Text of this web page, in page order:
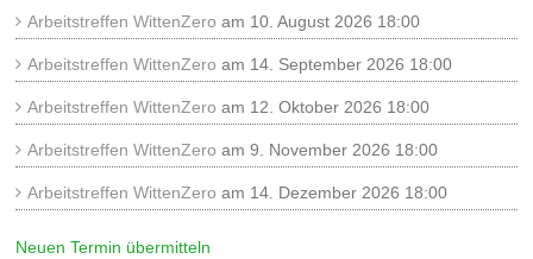
Arbeitstreffen WittenZero am 10. August 2026 18:00
Arbeitstreffen WittenZero am 14. September 2026 18:00
Arbeitstreffen WittenZero am 12. Oktober 2026 18:00
Arbeitstreffen WittenZero am 9. November 2026 18:00
Arbeitstreffen WittenZero am 14. Dezember 2026 18:00
Neuen Termin übermitteln